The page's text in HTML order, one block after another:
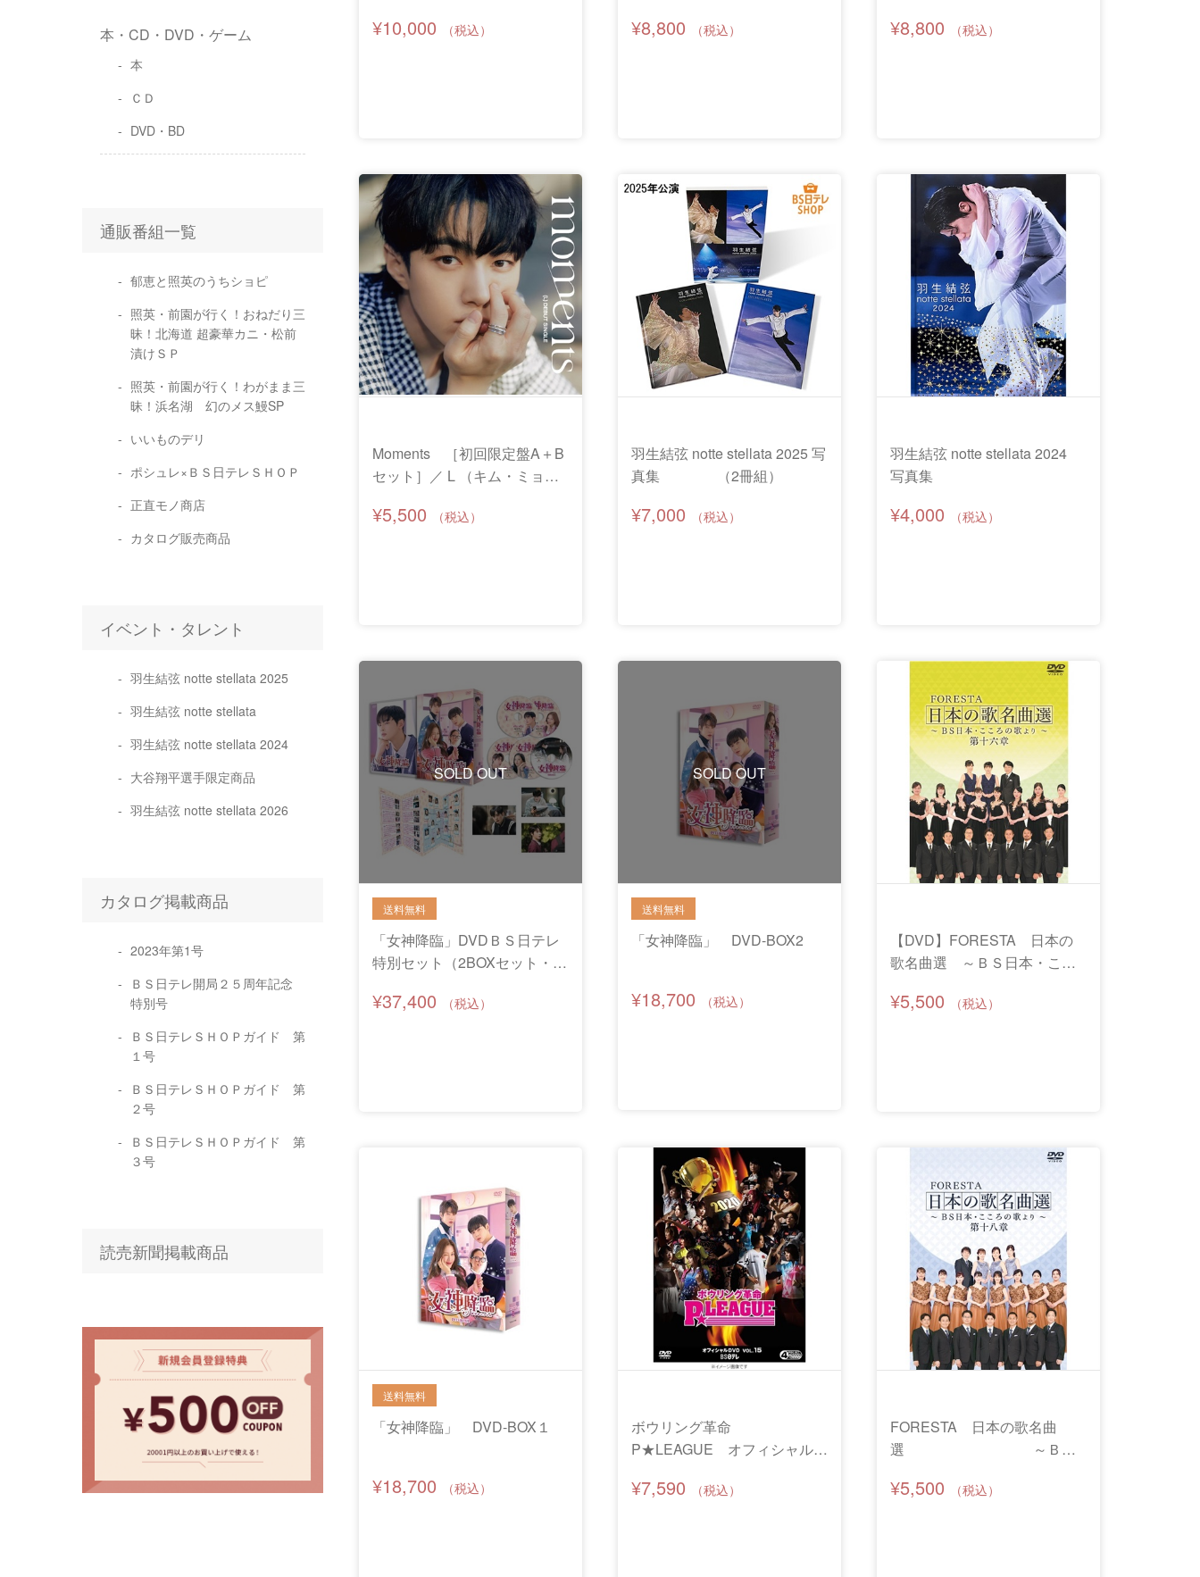
本・CD・DVD・ゲーム
本
ＣＤ
DVD・BD
通販番組一覧
郁恵と照英のうちショピ
照英・前園が行く！おねだり三
昧！北海道 超豪華カニ・松前
漬けＳＰ
照英・前園が行く！わがまま三
昧！浜名湖 幻のメス鰻SP
いいものデリ
ポシュレ×ＢＳ日テレＳＨＯＰ
正直モノ商店
カタログ販売商品
イベント・タレント
羽生結弦 notte stellata 2025
羽生結弦 notte stellata
羽生結弦 notte stellata 2024
大谷翔平選手限定商品
羽生結弦 notte stellata 2026
カタログ掲載商品
2023年第1号
ＢＳ日テレ開局２５周年記念
特別号
ＢＳ日テレＳＨＯＰガイド 第
１号
ＢＳ日テレＳＨＯＰガイド 第
２号
ＢＳ日テレＳＨＯＰガイド 第
３号
読売新聞掲載商品
¥10,000 ¥8,800 ¥8,800
Moments ［初回限定盤A＋B
セット］／ L （キム・ミョン
¥5,500
羽生結弦 notte stellata 2025 写
真集 （2冊組）
¥7,000
羽生結弦 notte stellata 2024
写真集
¥4,000
SOLD OUT
「女神降臨」DVDＢＳ日テレ
特別セット（2BOXセット・特
¥37,400
SOLD OUT
「女神降臨」 DVD-BOX2
¥18,700
【DVD】FORESTA 日本の
歌名曲選 ～ＢＳ日本・ここ
¥5,500
「女神降臨」 DVD-BOX１
¥18,700
ボウリング革命
P★LEAGUE オフィシャル
ス対決 最強Ｐ★リーガー決
¥7,590
FORESTA 日本の歌名曲
選 ～ＢＳ
十八章
¥5,500